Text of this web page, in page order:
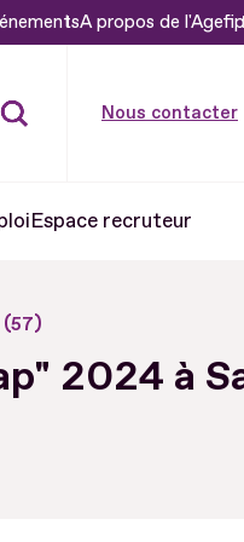
A propos de
Nous contacter
Espace recruteur
(57)
2024 à